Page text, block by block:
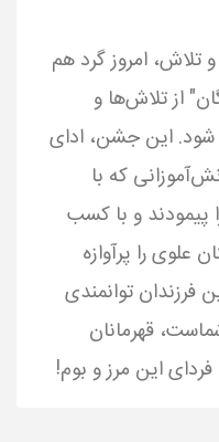
تلاش، امروز گرد هم
از تلاش‌ها و
این جشن، ادای
که با
پیمودند و با کسب
علوی را پرآوازه
فرزندان توانمندی
قهرمانان
این مرز و بوم!